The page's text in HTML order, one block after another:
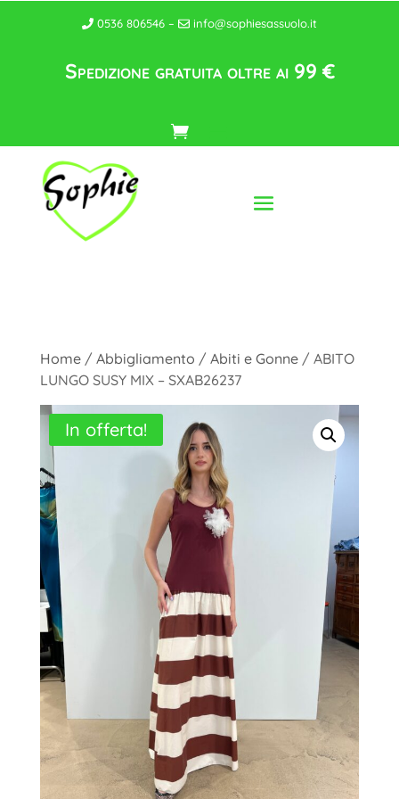
0536 806546 – info@sophiesassuolo.it
Spedizione gratuita oltre ai 99 €
Home/ Abbigliamento / Abiti e Gonne/ ABITO
LUNGO SUSY MIX – SXAB26237
In offerta!